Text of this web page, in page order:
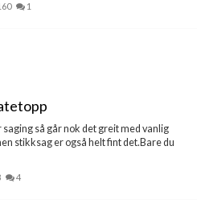
1
saging så går nok det greit med vanlig
stikksag er også helt fint det.Bare du
4